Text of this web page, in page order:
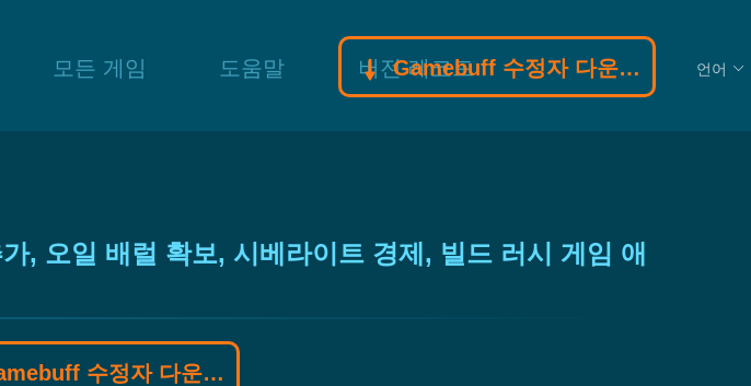
모든 게임 도움말 버전 레코드
Gamebuff 수정자 다운로드 언어
, 오일 배럴 확보, 시베라이트 경제, 빌드 러시 게임 애
수정자 다운로드